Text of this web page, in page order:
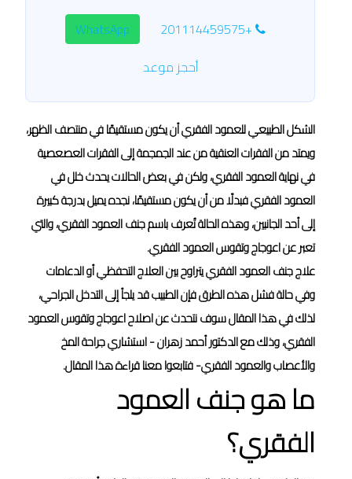
+201114459575
WhatsApp
أحجز موعد
الشكل الطبيعي للعمود الفقري أن يكون مستقيمًا في منتصف الظهر،
ويمتد من الفقرات العنقية من عند الجمجمة إلى الفقرات العصعصية
في نهاية العمود الفقري، ولكن في بعض الحالات يحدث خلل في
العمود الفقري فبدلًا من أن يكون مستقيمًا، نجده يميل بدرجة كبيرة
إلى أحد الجانبين، وهذه الحالة تُعرف باسم جنف العمود الفقري، والتي
تعبر عن اعوجاج وتقوس العمود الفقري.
علاج جنف العمود الفقري يتراوح بين العلاج التحفظي أو الدعامات
وفي حالة فشل هذه الطرق فإن الطبيب قد يلجأ إلى التدخل الجراحي،
لذلك في هذا المقال سوف نتحدث عن اصلاح اعوجاج وتقوس العمود
الفقري، وذلك مع الدكتور أحمد زهران - استشاري جراحة المخ
والأعصاب والعمود الفقري- فتابعوا معنا قراءة هذا المقال.
ما هو جنف العمود
الفقري؟